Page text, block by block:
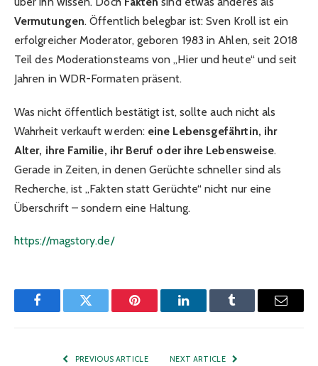
Vermutungen. Öffentlich belegbar ist: Sven Kroll ist ein
erfolgreicher Moderator, geboren 1983 in Ahlen, seit 2018
Teil des Moderationsteams von „Hier und heute“ und seit
Jahren in WDR-Formaten präsent.
Was nicht öffentlich bestätigt ist, sollte auch nicht als
Wahrheit verkauft werden: eine Lebensgefährtin, ihr
Alter, ihre Familie, ihr Beruf oder ihre Lebensweise.
Gerade in Zeiten, in denen Gerüchte schneller sind als
Recherche, ist „Fakten statt Gerüchte“ nicht nur eine
Überschrift – sondern eine Haltung.
https://magstory.de/
FacebookTwitter Pinterest LinkedInTumblr Email
PREVIOUS ARTICLE NEXT ARTICLE